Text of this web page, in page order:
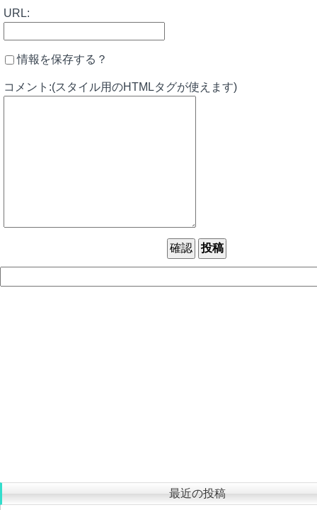
URL:
情報を保存する？
コメント:(スタイル用のHTMLタグが使えます)
最近の投稿